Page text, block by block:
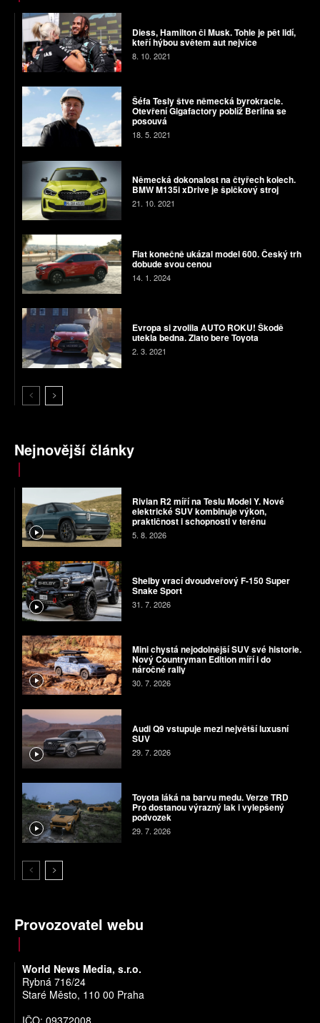
Diess, Hamilton či Musk. Tohle je pět lidí,
kteří hýbou světem aut nejvíce
8. 10. 2021
Šéfa Tesly štve německá byrokracie.
Otevření Gigafactory poblíž Berlína se
posouvá
18. 5. 2021
Německá dokonalost na čtyřech kolech.
BMW M135i xDrive je špičkový stroj
21. 10. 2021
Fiat konečně ukázal model 600. Český trh
dobude svou cenou
14. 1. 2024
Evropa si zvolila AUTO ROKU! Škodě
utekla bedna. Zlato bere Toyota
2. 3. 2021
Nejnovější články
Rivian R2 míří na Teslu Model Y. Nové
elektrické SUV kombinuje výkon,
praktičnost i schopnosti v terénu
5. 8. 2026
Shelby vrací dvoudveřový F-150 Super
Snake Sport
31. 7. 2026
Mini chystá nejodolnější SUV své historie.
Nový Countryman Edition míří i do
náročné rally
30. 7. 2026
Audi Q9 vstupuje mezi největší luxusní
SUV
29. 7. 2026
Toyota láká na barvu medu. Verze TRD
Pro dostanou výrazný lak i vylepšený
podvozek
29. 7. 2026
Provozovatel webu
World News Media, s.r.o.
Rybná 716/24
Staré Město, 110 00 Praha
IČO: 09372008